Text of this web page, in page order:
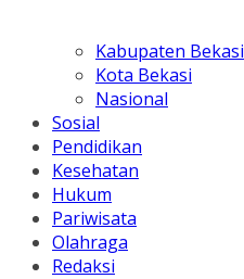
Kabupaten Bekasi
Kota Bekasi
Nasional
Sosial
Pendidikan
Kesehatan
Hukum
Pariwisata
Olahraga
Redaksi